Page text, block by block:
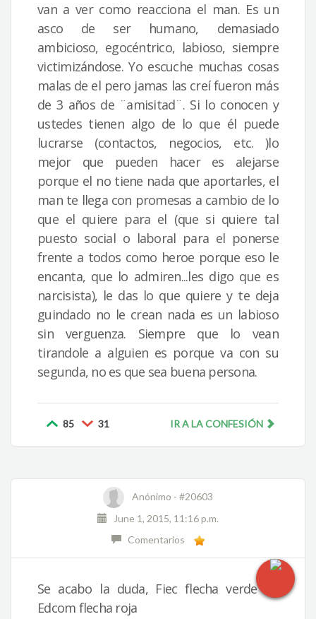
van a ver como reacciona el man. Es un
asco de ser humano, demasiado
ambicioso, egocéntrico, labioso, siempre
victimizándose. Yo escuche muchas cosas
malas de el pero jamas las creí fueron más
de 3 años de ¨amisitad¨. Si lo conocen y
ustedes tienen algo de lo que él puede
lucrarse (contactos, negocios, etc. )lo
mejor que pueden hacer es alejarse
porque el no tiene nada que aportarles, el
man te llega con promesas a cambio de lo
que el quiere para el (que si quiere tal
puesto social o laboral para el ponerse
frente a todos como heroe porque eso le
encanta, que lo admiren...les digo que es
narcisista), le das lo que quiere y te deja
guindado no le crean nada es un labioso
sin verguenza. Siempre que lo vean
tirandole a alguien es porque va con su
segunda, no es que sea buena persona.
85 31 IR A LA CONFESIÓN
Anónimo - #20603
June 1, 2015, 11:16 p.m.
Comentarios
Se acabo la duda, Fiec flecha verde VS
Edcom flecha roja